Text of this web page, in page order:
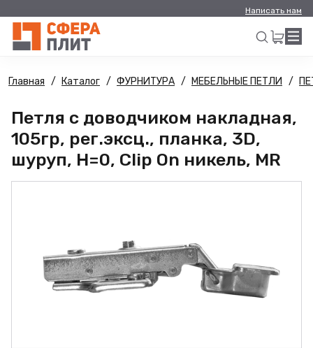
Написать нам
Искать
Главная Каталог ФУРНИТУРА МЕБЕЛЬНЫЕ ПЕТЛИ
Петля с доводчиком накладная,
105гр, рег.эксц., планка, 3D,
шуруп, H=0, Clip On никель, MR